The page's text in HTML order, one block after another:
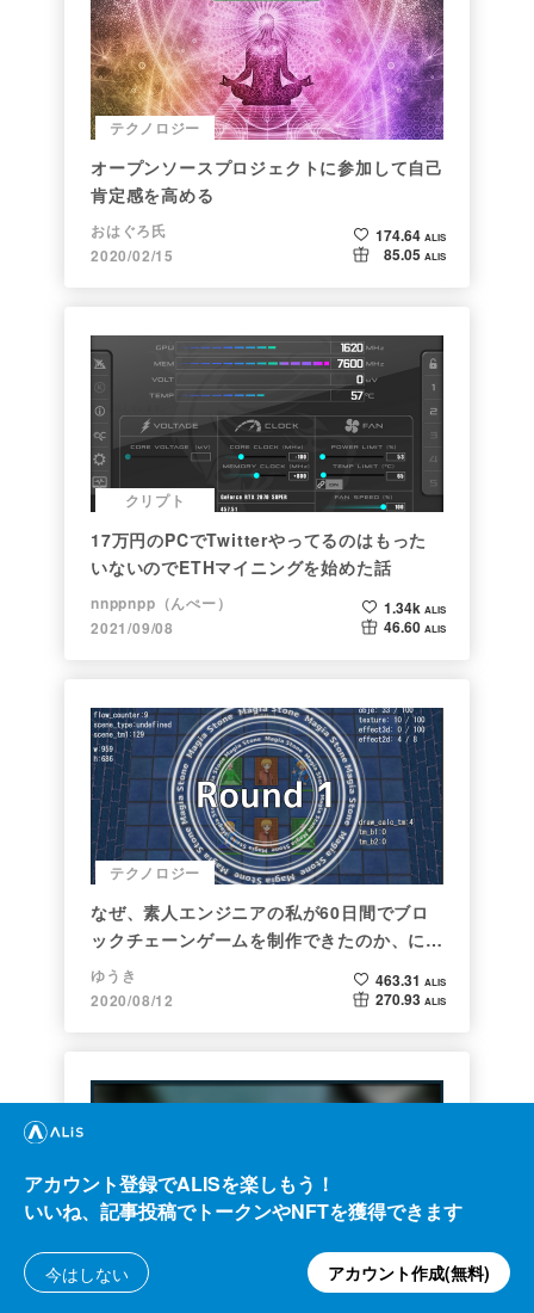
テクノロジー
オープンソースプロジェクトに参加して自己
肯定感を高める
おはぐろ氏
2020/02/15
174.64 ALIS
85.05 ALIS
クリプト
17万円のPCでTwitterやってるのはもった
いないのでETHマイニングを始めた話
nnppnpp（んぺー）
2021/09/08
1.34k ALIS
46.60 ALIS
テクノロジー
なぜ、素人エンジニアの私が60日間でブロ
ックチェーンゲームを制作できたのか、につ
いて語ってみた
ゆうき
2020/08/12
463.31 ALIS
270.93 ALIS
彼女でも分かるように解説：ディープフェイ
アカウント登録でALISを楽しもう！
いいね、記事投稿でトークンやNFTを獲得できます
今はしない アカウント作成(無料)